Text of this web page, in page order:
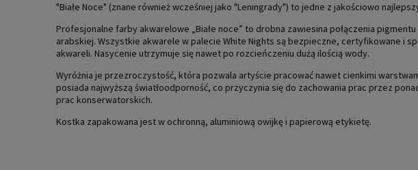
"Białe Noce" (znane również wcześniej jako "Leningrady") to jedne z jakościowo
Profesjonalne farby akwarelowe „Białe noce” to drobna zawiesina połączenia
arabskiej. Wszystkie akwarele w palecie White Nights są bezpieczne, certyfikowane i
akwareli. Nasycenie utrzymuje się nawet po rozcieńczeniu dużą ilością wody.
Wyróżnia je przezroczystość, która pozwala artyście pracować nawet cienkimi
posiada najwyższą światłoodporność, co przyczynia się do zachowania prac przez
prac konserwatorskich.
Kostka zapakowana jest w ochronną, aluminiową owijkę i papierową etykietę.